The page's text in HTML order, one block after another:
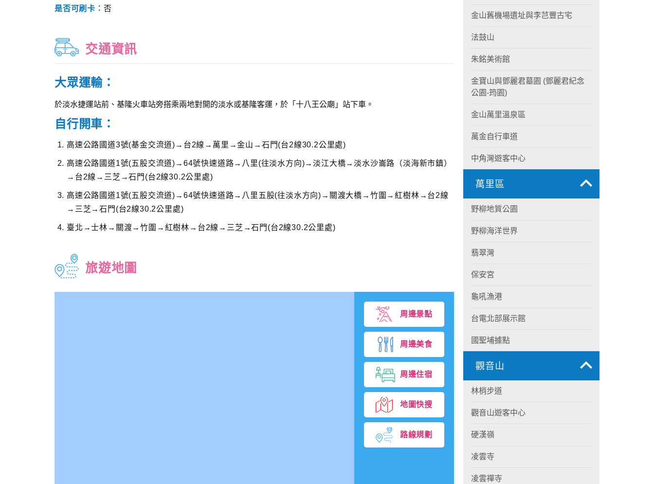
是否可刷卡： 否
交通資訊
大眾運輸：
於淡水捷運站前、基隆火車站旁搭乘兩地對開的淡水或基隆客運，於「十八王公廟」站下車。
自行開車：
高速公路國道3號(基金交流道)→台2線→萬里→金山→石門(台2線30.2公里處)
高速公路國道1號(五股交流道)→64號快速道路→八里(往淡水方向)→淡江大橋→淡水沙崙路（淡海新市鎮）
→台2線→三芝→石門(台2線30.2公里處)
高速公路國道1號(五股交流道)→64號快速道路→八里五股(往淡水方向)→關渡大橋→竹圍→紅樹林→台2線
→三芝→石門(台2線30.2公里處)
臺北→士林→關渡→竹圍→紅樹林→台2線→三芝→石門(台2線30.2公里處)
旅遊地圖
周邊景點
周邊美食
周邊住宿
地圖快搜
路線規劃
金山舊機場遺址與李芑豐古宅
法鼓山
朱銘美術館
金寶山與鄧麗君墓園 (鄧麗君紀念
公園-筠園)
金山萬里溫泉區
萬金自行車道
中角灣遊客中心
萬里區
野柳地質公園
野柳海洋世界
翡翠灣
保安宮
龜吼漁港
台電北部展示館
國聖埔據點
觀音山
林梢步道
觀音山遊客中心
硬漢嶺
凌雲寺
凌雲禪寺